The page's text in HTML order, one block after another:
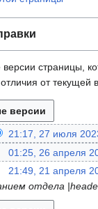
страницы,
от текущей
21:17, 27 июля
01:25, 26 апреля
21:49, 21 апреля
отдела